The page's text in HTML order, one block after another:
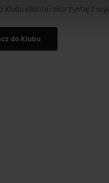
Klubu Klienta i skorzystaj z
do Klubu